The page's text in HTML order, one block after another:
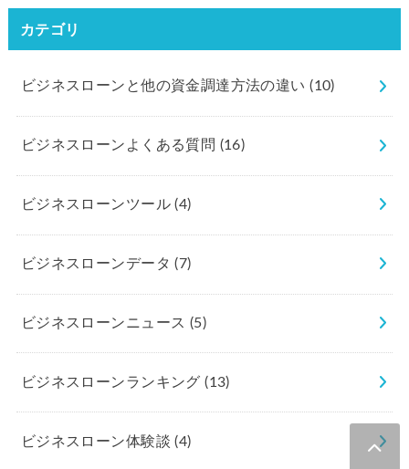
カテゴリ
ビジネスローンと他の資金調達方法の違い(10)
ビジネスローンよくある質問 (16)
ビジネスローンツール(4)
ビジネスローンデータ(7)
ビジネスローンニュース (5)
ビジネスローンランキング(13)
ビジネスローン体験談(4)